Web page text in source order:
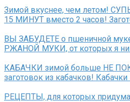
Зимой вкуснее, чем летом!
15 МИНУТ вместо 2 часов!
ВЫ ЗАБУДЕТЕ о пшеничной
РЖАНОЙ МУКИ, от которых я
КАБАЧКИ зимой больше НЕ
заготовок из кабачков!
РЕЦЕПТЫ, для которых